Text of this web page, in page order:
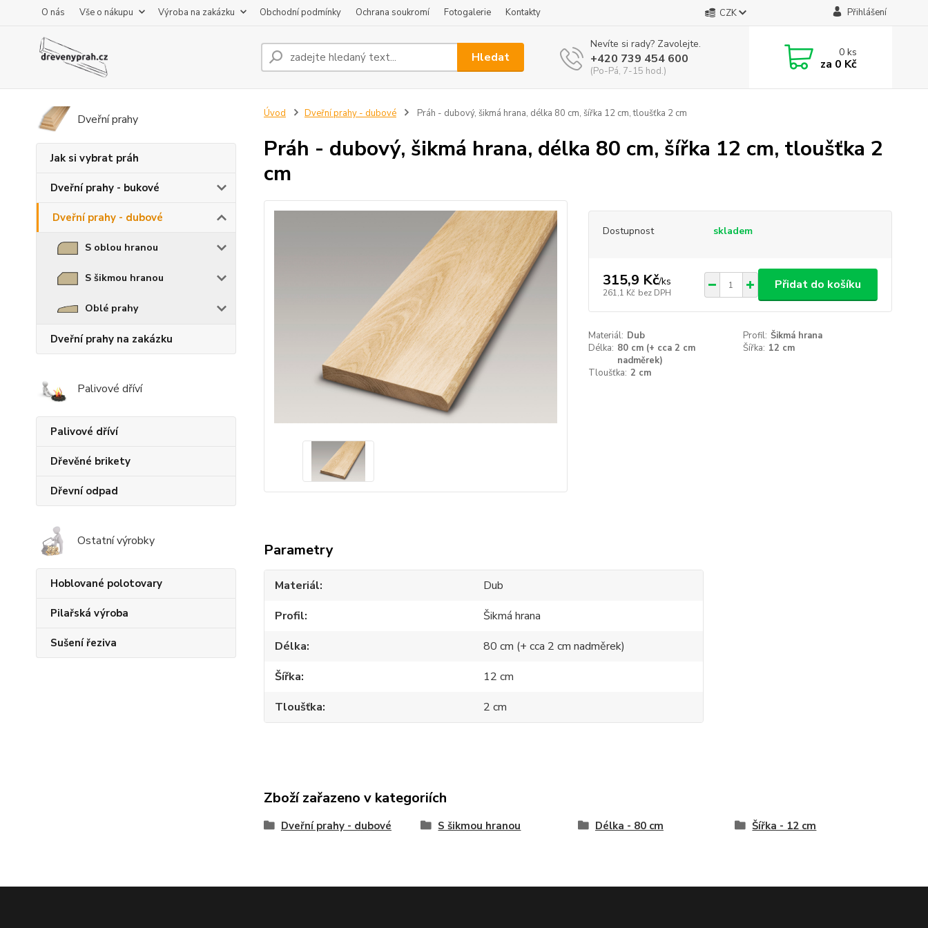
O nás Vše o nákupu Výroba na zakázku Obchodní podmínky Ochrana soukromí Fotogalerie Kontakty CZK Přihlášení
Hledat
Nevíte si rady? Zavolejte.
+420 739 454 600
(Po-Pá, 7-15 hod.)
0ks
za 0 Kč
Dveřní prahy
Jak si vybrat práh
Dveřní prahy - bukové
Dveřní prahy - dubové
S oblou hranou
S šikmou hranou
Oblé prahy
Dveřní prahy na zakázku
Palivové dříví
Palivové dříví
Dřevěné brikety
Dřevní odpad
Ostatní výrobky
Hoblované polotovary
Pilařská výroba
Sušení řeziva
Úvod Dveřní prahy - dubové Práh - dubový, šikmá hrana, délka 80 cm, šířka 12 cm, tloušťka 2 cm
Práh - dubový, šikmá hrana, délka 80 cm, šířka 12 cm, tloušťka 2
cm
Dostupnost skladem
315,9 Kč/ks
261,1 Kč bez DPH
Přidat do košíku
Materiál: Dub Profil: Šikmá hrana
Délka: 80 cm (+ cca 2 cm
nadměrek)
Šířka: 12 cm
Tloušťka: 2 cm
Parametry
Materiál
Dub
Profil
Šikmá hrana
Délka
80 cm (+ cca 2 cm nadměrek)
Šířka
12 cm
Tloušťka
2 cm
Zboží zařazeno v kategoriích
Dveřní prahy - dubové S šikmou hranou Délka - 80 cm Šířka - 12 cm